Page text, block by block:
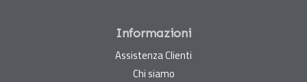
Informazioni
Assistenza Clienti
Chi siamo